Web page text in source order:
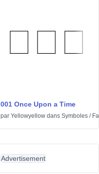
001 Once Upon a Time
par Yellowyellow dans Symboles /
Advertisement